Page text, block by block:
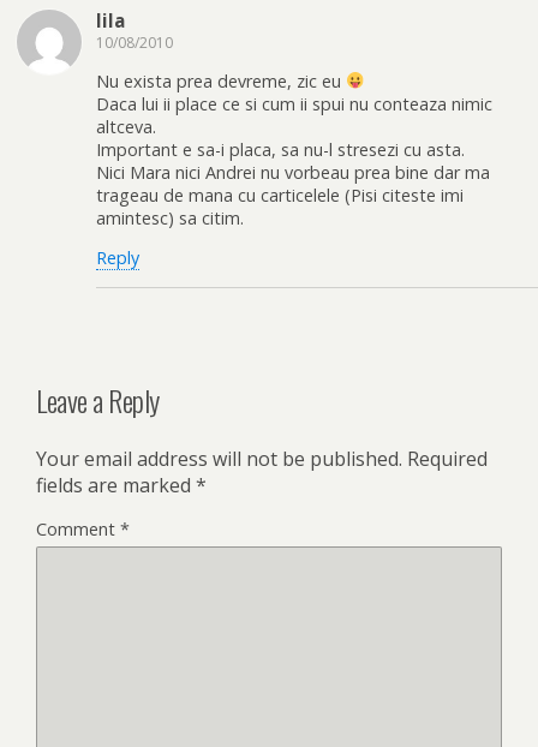
lila
10/08/2010
Nu exista prea devreme, zic eu
Daca lui ii place ce si cum ii spui nu conteaza nimic
altceva.
Important e sa-i placa, sa nu-l stresezi cu asta.
Nici Mara nici Andrei nu vorbeau prea bine dar ma
trageau de mana cu carticelele (Pisi citeste imi
amintesc) sa citim.
Reply
Leave a Reply
Your email address will not be published. Required
fields are marked *
Comment *